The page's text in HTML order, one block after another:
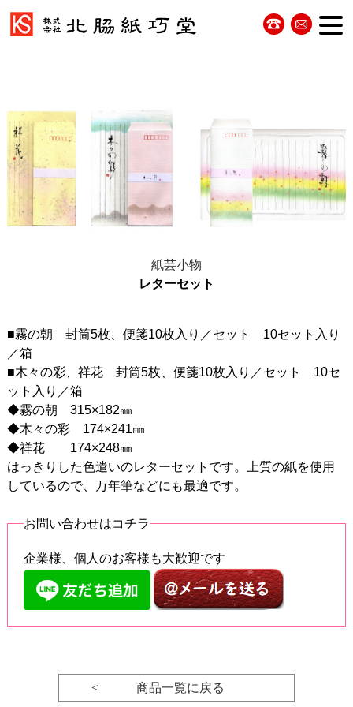
紙芸小物
レターセット
■霧の朝 封筒5枚、便箋10枚入り／セット 10セット入り
／箱
■木々の彩、祥花 封筒5枚、便箋10枚入り／セット 10セ
ット入り／箱
◆霧の朝 315×182㎜
◆木々の彩 174×241㎜
◆祥花 174×248㎜
はっきりした色遣いのレターセットです。上質の紙を使用
しているので、万年筆などにも最適です。
お問い合わせはコチラ
企業様、個人のお客様も大歓迎です
< 商品一覧に戻る